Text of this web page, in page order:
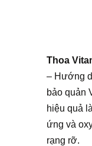
Thoa
– Hướng
bảo quản
hiệu quả
ứng và
rạng rỡ.